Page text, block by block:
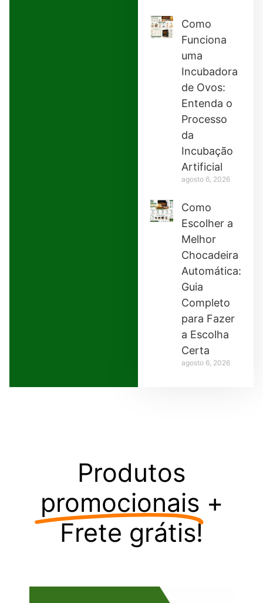
Como
Funciona
uma
Incubadora
de Ovos:
Entenda o
Processo
da
Incubação
Artificial
agosto 6, 2026
Como
Escolher a
Melhor
Chocadeira
Automática:
Guia
Completo
para Fazer
a Escolha
Certa
agosto 6, 2026
Produtos
promocionais +
Frete grátis!